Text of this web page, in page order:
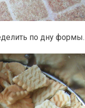
по дну формы.